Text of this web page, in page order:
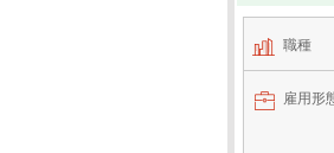
職種
雇用形